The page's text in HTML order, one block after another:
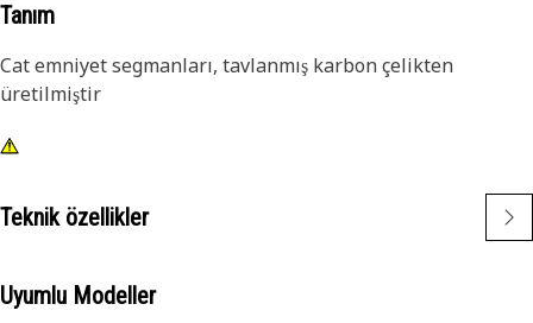
Tanım
Cat emniyet segmanları, tavlanmış karbon çelikten
üretilmiştir
Teknik özellikler
Uyumlu Modeller